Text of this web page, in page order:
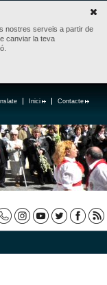
nostres serveis a partir de
canviar la teva
Contacte
Inici